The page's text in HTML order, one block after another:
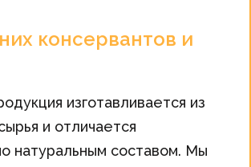
консервантов и
изготавливается из
и отличается
натуральным составом. Мы